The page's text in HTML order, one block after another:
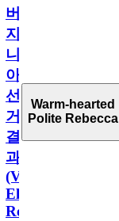
버
지
니
아
선
거
결
과
(Virginia
Election
Results)
Warm-hearted
Polite Rebecca